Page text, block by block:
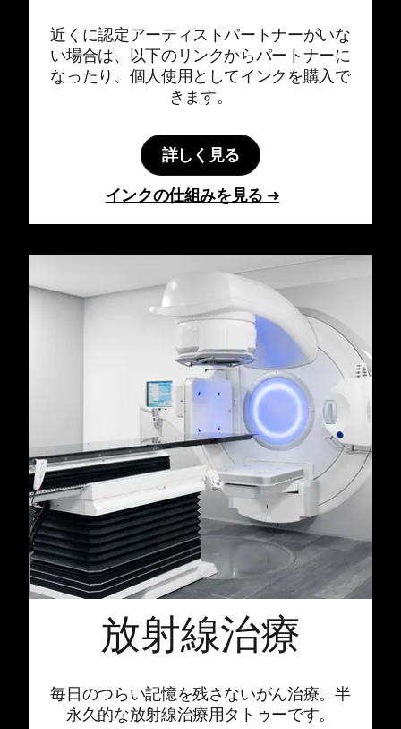
近くに認定アーティストパートナーがいな
い場合は、以下のリンクからパートナーに
なったり、個人使用としてインクを購入で
きます。
詳しく見る
インクの仕組みを見る
放射線治療
毎日のつらい記憶を残さないがん治療。半
永久的な放射線治療用タトゥーです。